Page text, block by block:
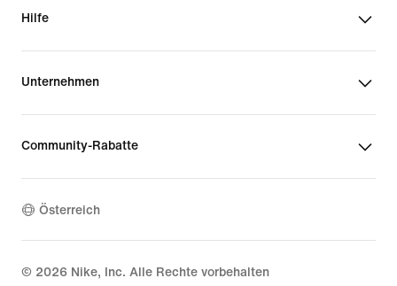
Hilfe
Unternehmen
Community-Rabatte
Österreich
© 2026 Nike, Inc. Alle Rechte vorbehalten